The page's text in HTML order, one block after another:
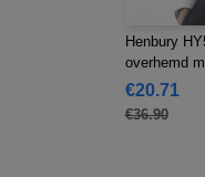
Henbury
overhemd
€20.71
€36.90